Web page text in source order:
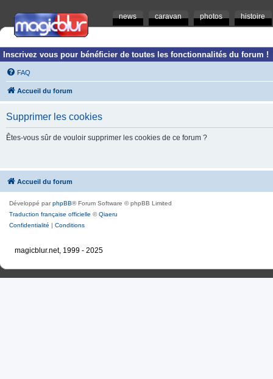
news caravan photos histoire
Inscrivez vous pour bénéficier de toutes les fonctionnalités du forum !
FAQ
Accueil du forum
Supprimer les cookies
Êtes-vous sûr de vouloir supprimer les cookies de ce forum ?
Accueil du forum
Développé parphpBB® Forum Software © phpBB Limited
Traduction française officielle ©Qiaeru
Confidentialité | Conditions
magicblur.net, 1999 - 2025